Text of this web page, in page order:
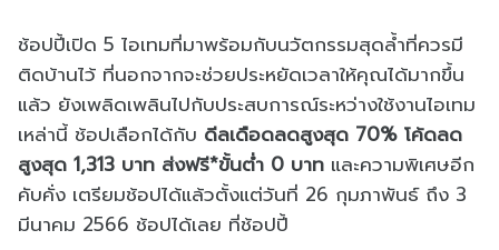
ช้อปปี้เปิด 5 ไอเทมที่มาพร้อมกับนวัตกรรมสุดล้ำที่ควรมี
ติดบ้านไว้ ที่นอกจากจะช่วยประหยัดเวลาให้คุณได้มากขึ้น
แล้ว ยังเพลิดเพลินไปกับประสบการณ์ระหว่างใช้งานไอเทม
เหล่านี้ ช้อปเลือกได้กับ ดีลเดือดลดสูงสุด 70% โค้ดลด
สูงสุด 1,313 บาท ส่งฟรี*ขั้นต่ำ 0 บาท และความพิเศษอีก
คับคั่ง เตรียมช้อปได้แล้วตั้งแต่วันที่ 26 กุมภาพันธ์ ถึง 3
มีนาคม 2566 ช้อปได้เลย ที่ช้อปปี้